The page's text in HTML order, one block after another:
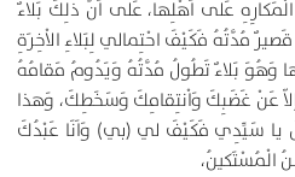
عَلى اَهْلِها، عَلى اَنَّ ذلِكَ بَلاءٌ
مُدَّتُهُ فَكَيْفَ احْتِمالي لِبَلاءِ الاْخِرَةِ
وَهُوَ بَلاءٌ تَطُولُ مُدَّتُهُ وَيَدُومُ مَقامُهُ
عَنْ غَضَبِكَ وَاْنتِقامِكَ وَسَخَطِكَ، وَهذا
يا سَيِّدِي فَكَيْفَ لي (بي) وَاَنَا عَبْدُكَ
الْمُسْتَكينُ،